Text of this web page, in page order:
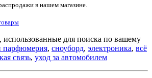
в нашем магазине.
использованные для поиска по вашему
парфюмерия, сноуборд, электроника, всё
связь, уход за автомобилем